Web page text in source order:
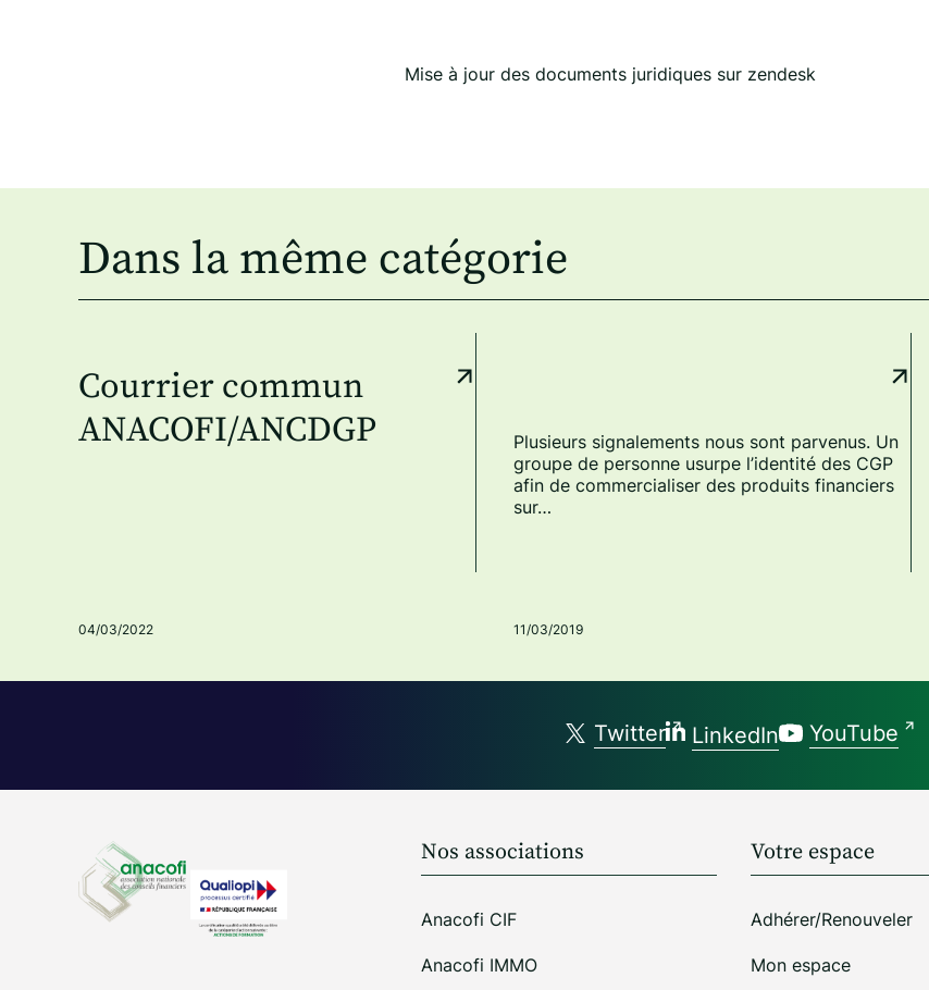
Mise à jour des documents juridiques sur zendesk
Dans la même catégorie
Courrier commun
ANACOFI/ANCDGP
04/03/2022
Plusieurs signalements nous sont parvenus. Un
groupe de personne usurpe l’identité des CGP
afin de commercialiser des produits financiers
sur…
11/03/2019
Twitter LinkedIn YouTube
Nos associations
Anacofi CIF
Anacofi IMMO
Votre espace
Adhérer/Renouveler
Mon espace